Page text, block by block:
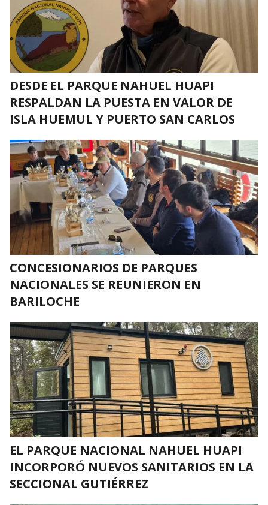
DESDE EL PARQUE NAHUEL HUAPI
RESPALDAN LA PUESTA EN VALOR DE
ISLA HUEMUL Y PUERTO SAN CARLOS
CONCESIONARIOS DE PARQUES
NACIONALES SE REUNIERON EN
BARILOCHE
EL PARQUE NACIONAL NAHUEL HUAPI
INCORPORÓ NUEVOS SANITARIOS EN LA
SECCIONAL GUTIÉRREZ